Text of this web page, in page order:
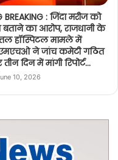
BREAKING : जिंदा मरीज को
का आरोप, राजधानी के
हॉस्पिटल मामले में
ने जांच कमेटी गठित
दिन में मांगी रिपोर्ट…
10, 2026